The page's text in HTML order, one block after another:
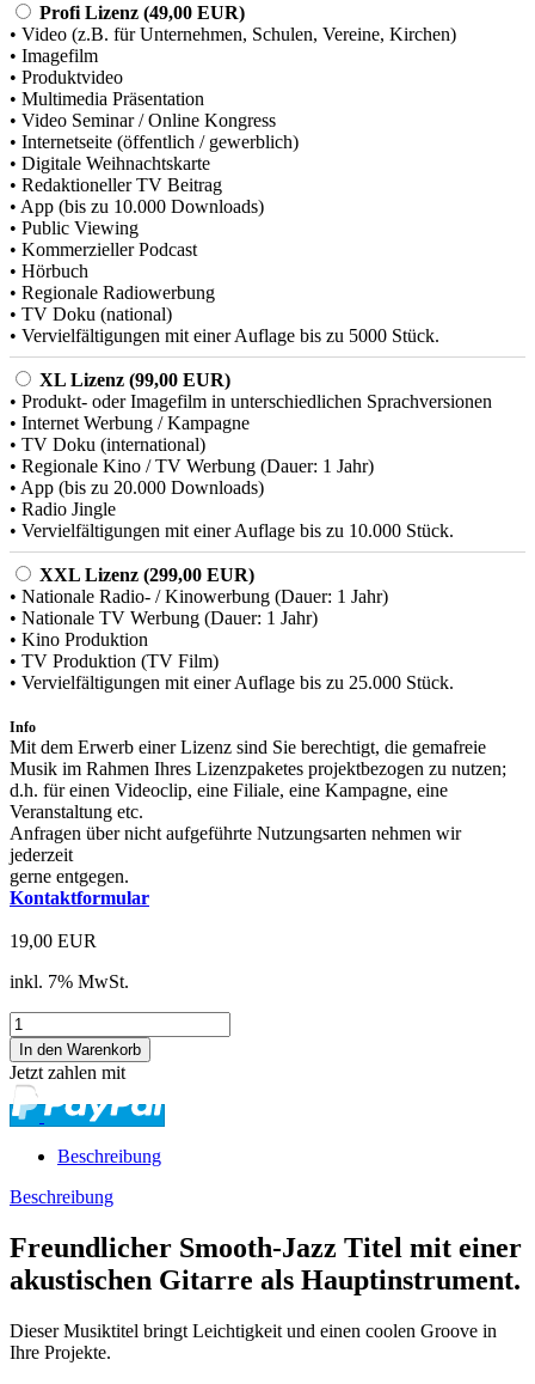
Profi Lizenz (49,00 EUR)
• Video (z.B. für Unternehmen, Schulen, Vereine, Kirchen)
• Imagefilm
• Produktvideo
• Multimedia Präsentation
• Video Seminar / Online Kongress
• Internetseite (öffentlich / gewerblich)
• Digitale Weihnachtskarte
• Redaktioneller TV Beitrag
• App (bis zu 10.000 Downloads)
• Public Viewing
• Kommerzieller Podcast
• Hörbuch
• Regionale Radiowerbung
• TV Doku (national)
• Vervielfältigungen mit einer Auflage bis zu 5000 Stück.
XL Lizenz (99,00 EUR)
• Produkt- oder Imagefilm in unterschiedlichen Sprachversionen
• Internet Werbung / Kampagne
• TV Doku (international)
• Regionale Kino / TV Werbung (Dauer: 1 Jahr)
• App (bis zu 20.000 Downloads)
• Radio Jingle
• Vervielfältigungen mit einer Auflage bis zu 10.000 Stück.
XXL Lizenz (299,00 EUR)
• Nationale Radio- / Kinowerbung (Dauer: 1 Jahr)
• Nationale TV Werbung (Dauer: 1 Jahr)
• Kino Produktion
• TV Produktion (TV Film)
• Vervielfältigungen mit einer Auflage bis zu 25.000 Stück.
Info
Mit dem Erwerb einer Lizenz sind Sie berechtigt, die gemafreie
Musik im Rahmen Ihres Lizenzpaketes projektbezogen zu nutzen;
d.h. für einen Videoclip, eine Filiale, eine Kampagne, eine
Veranstaltung etc.
Anfragen über nicht aufgeführte Nutzungsarten nehmen wir
jederzeit
gerne entgegen.
Kontaktformular
19,00 EUR
inkl. 7% MwSt.
Jetzt zahlen mit
Beschreibung
Beschreibung
Freundlicher Smooth-Jazz Titel mit einer
akustischen Gitarre als Hauptinstrument.
Dieser Musiktitel bringt Leichtigkeit und einen coolen Groove in
Ihre Projekte.